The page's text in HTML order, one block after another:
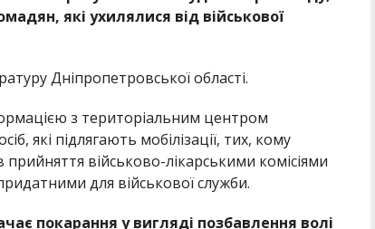
які ухилялися від військової
Дніпропетровської області.
з територіальним центром
які підлягають мобілізації, тих, кому
прийняття військово-лікарськими комісіями
для військової служби.
покарання у вигляді позбавлення волі